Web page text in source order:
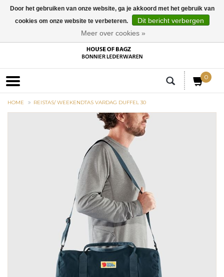
0
HOME REISTAS/ WEEKENDTAS VARDAG DUFFEL 30
Door het gebruiken van onze website, ga je akkoord met het gebruik van
cookies om onze website te verbeteren.
Dit bericht verbergen
Meer over cookies »